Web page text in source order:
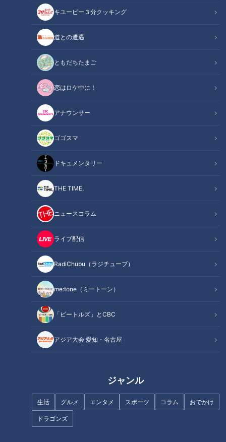
キユーピー３分クッキング
道との遭遇
ともだちたまご
恋はロケ中に！
アナウンサー
ゴゴスマ
ドキュメンタリー
THE TIME,
ニュースコラム
ライブ配信
RadiChubu（ラジチューブ）
me:tone（ミートーン）
「ビートルズ」とCBC
アジア大会 愛知・名古屋
ジャンル
生活 グルメ エンタメ スポーツ コラム おでかけ
ドラゴンズ
「サンデードラゴンズ」より松葉貴大投手(C)CBCテレビ
この記事の画像（全7枚）
記事に戻る
この記事を見たあなたへのおすすめ
「嵐が復活するまで現役でいた
い！」―。熱烈な嵐愛であふれ
るドラゴンズ松葉貴大“課長”を
まるでウォータースライダー！
近鉄特急「ひのとり」展望席最
ドラゴンズ藤嶋健人 血行障害の
悪夢から「初めて野球するかの
ようなウキウキ感」までに至る
セ・リーグ台風の目となってい